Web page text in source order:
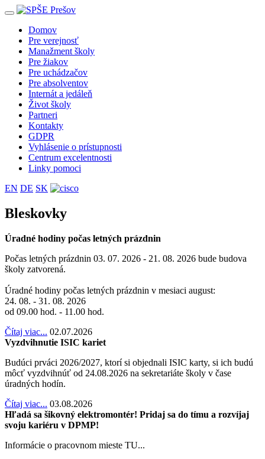
Toggle
navigationDomov
Pre verejnosť
Manažment školy
Pre žiakov
Pre uchádzačov
Pre absolventov
Internát a jedáleň
Život školy
Partneri
Kontakty
GDPR
Vyhlásenie o prístupnosti
Centrum excelentnosti
Linky pomoci
EN DE SK
Bleskovky
Úradné hodiny počas letných prázdnin
Počas letných prázdnin 03. 07. 2026 - 21. 08. 2026 bude budova
školy zatvorená.
Úradné hodiny počas letných prázdnin v mesiaci august:
24. 08. - 31. 08. 2026
od 09.00 hod. - 11.00 hod.
Čítaj viac... 02.07.2026
Vyzdvihnutie ISIC kariet
Budúci prváci 2026/2027, ktorí si objednali ISIC karty, si ich budú
môcť vyzdvihnúť od 24.08.2026 na sekretariáte školy v čase
úradných hodín.
Čítaj viac... 03.08.2026
Hľadá sa šikovný elektromontér! Pridaj sa do tímu a rozvíjaj
svoju kariéru v DPMP!
Informácie o pracovnom mieste TU...